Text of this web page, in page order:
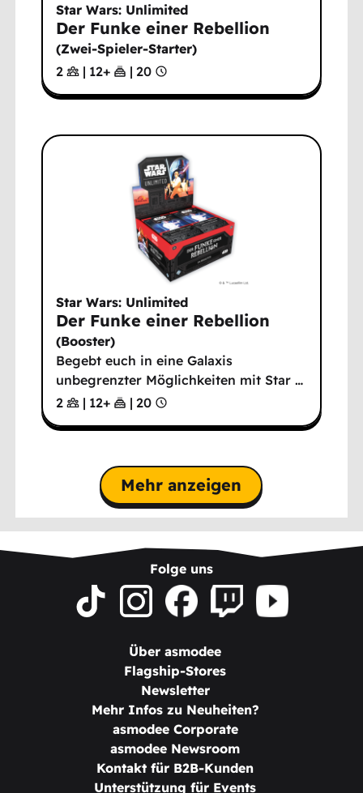
Star Wars: Unlimited
Der Funke einer Rebellion
(Zwei-Spieler-Starter)
2
| 12+ | 20
Star Wars: Unlimited
Der Funke einer Rebellion
(Booster)
Begebt euch in eine Galaxis
unbegrenzter Möglichkeiten mit Star…
2
| 12+ | 20
Mehr anzeigen
Folge uns
Über asmodee
Flagship-Stores
Newsletter
Mehr Infos zu Neuheiten?
asmodee Corporate
asmodee Newsroom
Kontakt für B2B-Kunden
Unterstützung für Events